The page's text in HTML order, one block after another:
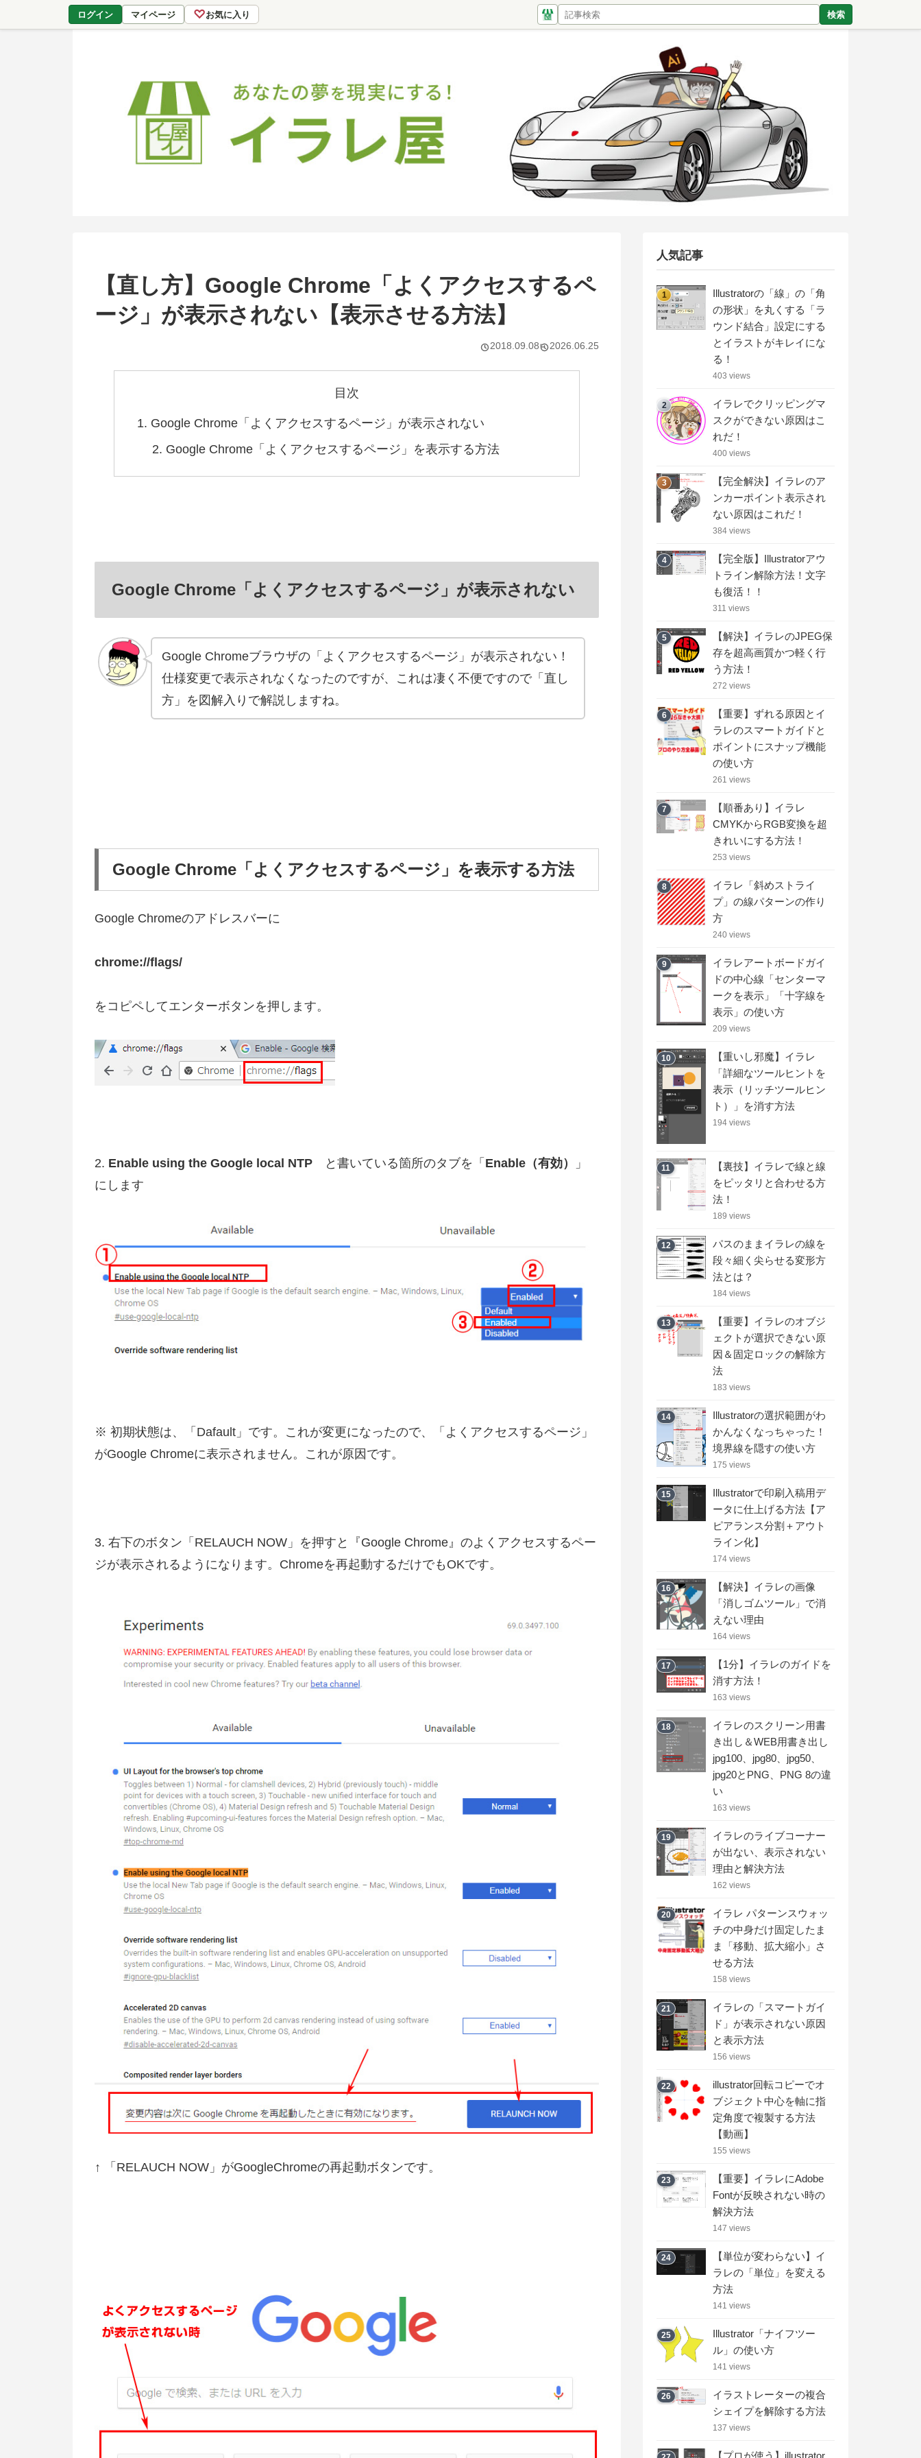
ログイン マイページ ♡お気に入り 検索
【直し方】Google Chrome「よくアクセスするペ
ージ」が表示されない【表示させる方法】
2018.09.08 2026.06.25
目次
Google Chrome「よくアクセスするページ」が表示されない
Google Chrome「よくアクセスするページ」を表示する方法
Google Chrome「よくアクセスするページ」が表示されない
Google Chromeブラウザの「よくアクセスするページ」が表示されない！
仕様変更で表示されなくなったのですが、これは凄く不便ですので「直し
方」を図解入りで解説しますね。
Google Chrome「よくアクセスするページ」を表示する方法
Google Chromeのアドレスバーに
chrome://flags/
をコピペしてエンターボタンを押します。
2. Enable using the Google local NTP と書いている箇所のタブを「 Enable（有効）
」
にします
※ 初期状態は、「Dafault」です。これが変更になったので、「よくアクセスするページ」
がGoogle Chromeに表示されません。これが原因です。
3. 右下のボタン「RELAUCH NOW」を押すと『Google Chrome』のよくアクセスするペー
ジが表示されるようになります。Chromeを再起動するだけでもOKです。
↑ 「RELAUCH NOW」がGoogleChromeの再起動ボタンです。
人気記事
1
Illustratorの「線」の「角
の形状」を丸くする「ラ
ウンド結合」設定にする
とイラストがキレイにな
る！
403 views
2
イラレでクリッピングマ
スクができない原因はこ
れだ！
400 views
3
【完全解決】イラレのア
ンカーポイント表示され
ない原因はこれだ！
384 views
4
【完全版】Illustratorアウ
トライン解除方法！文字
も復活！！
311 views
5
【解決】イラレのJPEG保
存を超高画質かつ軽く行
う方法！
272 views
6
【重要】ずれる原因とイ
ラレのスマートガイドと
ポイントにスナップ機能
の使い方
261 views
7
【順番あり】イラレ
CMYKからRGB変換を超
きれいにする方法！
253 views
8
イラレ「斜めストライ
プ」の線パターンの作り
方
240 views
9
イラレアートボードガイ
ドの中心線「センターマ
ークを表示」「十字線を
表示」の使い方
209 views
10
【重いし邪魔】イラレ
「詳細なツールヒントを
表示（リッチツールヒン
ト）」を消す方法
194 views
11
【裏技】イラレで線と線
をピッタリと合わせる方
法！
189 views
12
パスのままイラレの線を
段々細く尖らせる変形方
法とは？
184 views
13
【重要】イラレのオブジ
ェクトが選択できない原
因＆固定ロックの解除方
法
183 views
14
Illustratorの選択範囲がわ
かんなくなっちゃった！
境界線を隠すの使い方
175 views
15
Illustratorで印刷入稿用デ
ータに仕上げる方法【ア
ピアランス分割＋アウト
ライン化】
174 views
16
【解決】イラレの画像
「消しゴムツール」で消
えない理由
164 views
17
【1分】イラレのガイドを
消す方法！
163 views
18
イラレのスクリーン用書
き出し＆WEB用書き出し
jpg100、jpg80、jpg50、
jpg20とPNG、PNG 8の違
い
163 views
19
イラレのライブコーナー
が出ない、表示されない
理由と解決方法
162 views
20
イラレ パターンスウォッ
チの中身だけ固定したま
ま「移動、拡大縮小」さ
せる方法
158 views
21
イラレの「スマートガイ
ド」が表示されない原因
と表示方法
156 views
22
illustrator回転コピーでオ
ブジェクト中心を軸に指
定角度で複製する方法
【動画】
155 views
23
【重要】イラレにAdobe
Fontが反映されない時の
解決方法
147 views
24
【単位が変わらない】イ
ラレの「単位」を変える
方法
141 views
25
Illustrator「ナイフツー
ル」の使い方
141 views
26
イラストレーターの複合
シェイプを解除する方法
137 views
【プロが使う】illustrator